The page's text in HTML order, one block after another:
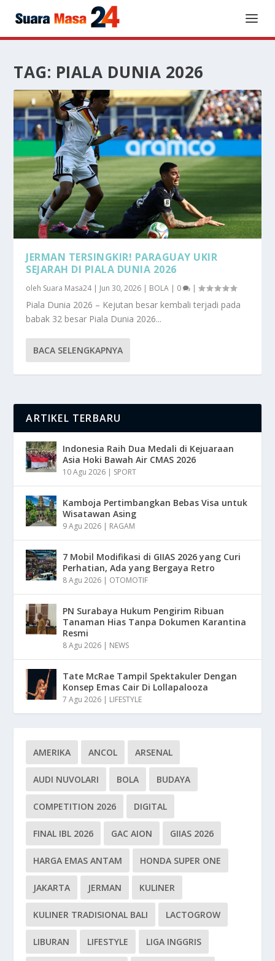
TAG: PIALA DUNIA 2026
JERMAN TERSINGKIR! PARAGUAY UKIR
SEJARAH DI PIALA DUNIA 2026
oleh Suara Masa24| Jun 30, 2026 | BOLA | 0 |
Piala Dunia 2026 – Kejutan besar kembali terjadi pada
babak 32 besar Piala Dunia 2026...
BACA SELENGKAPNYA
ARTIKEL TERBARU
Indonesia Raih Dua Medali di Kejuaraan
Asia Hoki Bawah Air CMAS 2026
10 Agu 2026 | SPORT
Kamboja Pertimbangkan Bebas Visa untuk
Wisatawan Asing
9 Agu 2026 | RAGAM
7 Mobil Modifikasi di GIIAS 2026 yang Curi
Perhatian, Ada yang Bergaya Retro
8 Agu 2026 | OTOMOTIF
PN Surabaya Hukum Pengirim Ribuan
Tanaman Hias Tanpa Dokumen Karantina
Resmi
8 Agu 2026 | NEWS
Tate McRae Tampil Spektakuler Dengan
Konsep Emas Cair Di Lollapalooza
7 Agu 2026 | LIFESTYLE
AMERIKA ANCOL ARSENAL
AUDI NUVOLARI BOLA BUDAYA
COMPETITION 2026 DIGITAL
FINAL IBL 2026 GAC AION GIIAS 2026
HARGA EMAS ANTAM HONDA SUPER ONE
JAKARTA JERMAN KULINER
KULINER TRADISIONAL BALI LACTOGROW
LIBURAN LIFESTYLE LIGA INGGRIS